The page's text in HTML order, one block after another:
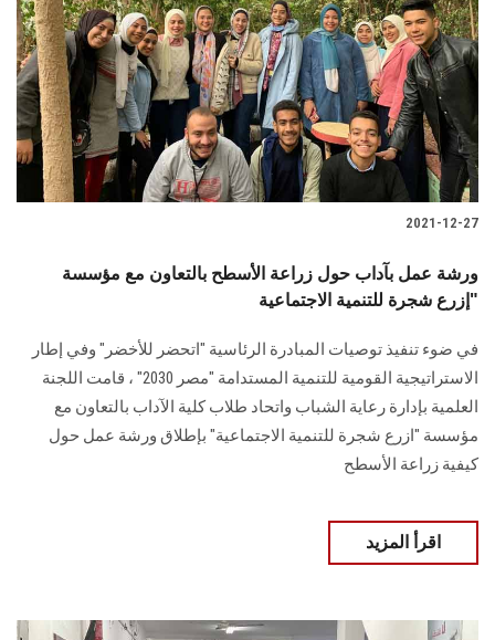
2021-12-27
ورشة عمل بآداب حول زراعة الأسطح بالتعاون مع مؤسسة
"إزرع شجرة للتنمية الاجتماعية
في ضوء تنفيذ توصيات المبادرة الرئاسية "اتحضر للأخضر" وفي إطار
الاستراتيجية القومية للتنمية المستدامة "مصر 2030" ، قامت اللجنة
العلمية بإدارة رعاية الشباب واتحاد طلاب كلية الآداب بالتعاون مع
مؤسسة "ازرع شجرة للتنمية الاجتماعية" بإطلاق ورشة عمل حول
كيفية زراعة الأسطح
اقرأ المزيد